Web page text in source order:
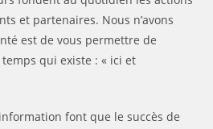
et partenaires. Nous n’avons
est de vous permettre de
qui existe : « ici et
font que le succès de